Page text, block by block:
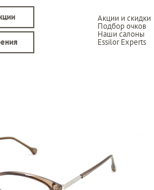
Акции и скидки
Подбор очков
Наши салоны
Essilor Experts